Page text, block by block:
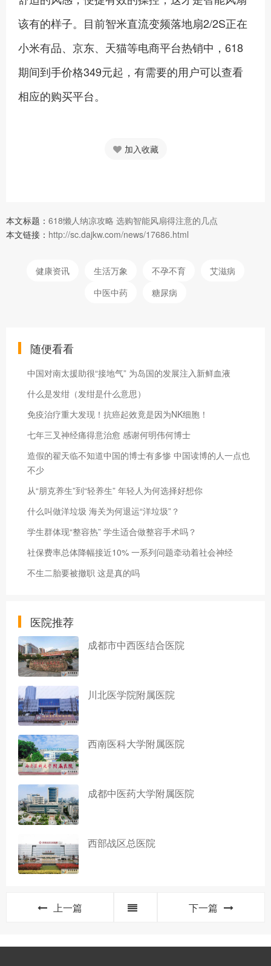
该有的样子。目前智米直流变频落地扇2/2S正在
小米有品、京东、天猫等电商平台热销中，618
期间到手价格349元起，有需要的用户可以查看
相应的购买平台。
加入收藏
本文标题： 618懒人纳凉攻略 选购智能风扇得注意的几点
本文链接： http://sc.dajkw.com/news/17686.html
健康资讯 生活万象 不孕不育
艾滋病
中医中药
糖尿病
随便看看
中国对南太援助很“接地气” 为岛国的发展注入新鲜血液
什么是发绀（发绀是什么意思）
免疫治疗重大发现！抗癌起效竟是因为NK细胞！
七年三叉神经痛得意治愈 感谢何明伟何博士
造假的翟天临不知道中国的博士有多惨 中国读博的人一点也
不少
从“朋克养生”到“轻养生” 年轻人为何选择好想你
什么叫做洋垃圾 海关为何退运“洋垃圾”？
学生群体现“整容热” 学生适合做整容手术吗？
社保费率总体降幅接近10% 一系列问题牵动着社会神经
不生二胎要被撤职 这是真的吗
医院推荐
成都市中西医结合医院
川北医学院附属医院
西南医科大学附属医院
成都中医药大学附属医院
西部战区总医院
上一篇 下一篇